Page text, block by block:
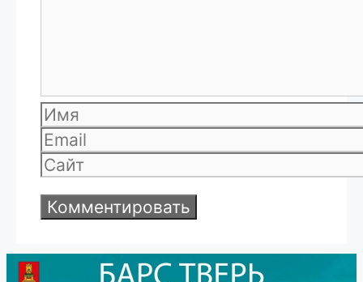
Имя
Email
Сайт